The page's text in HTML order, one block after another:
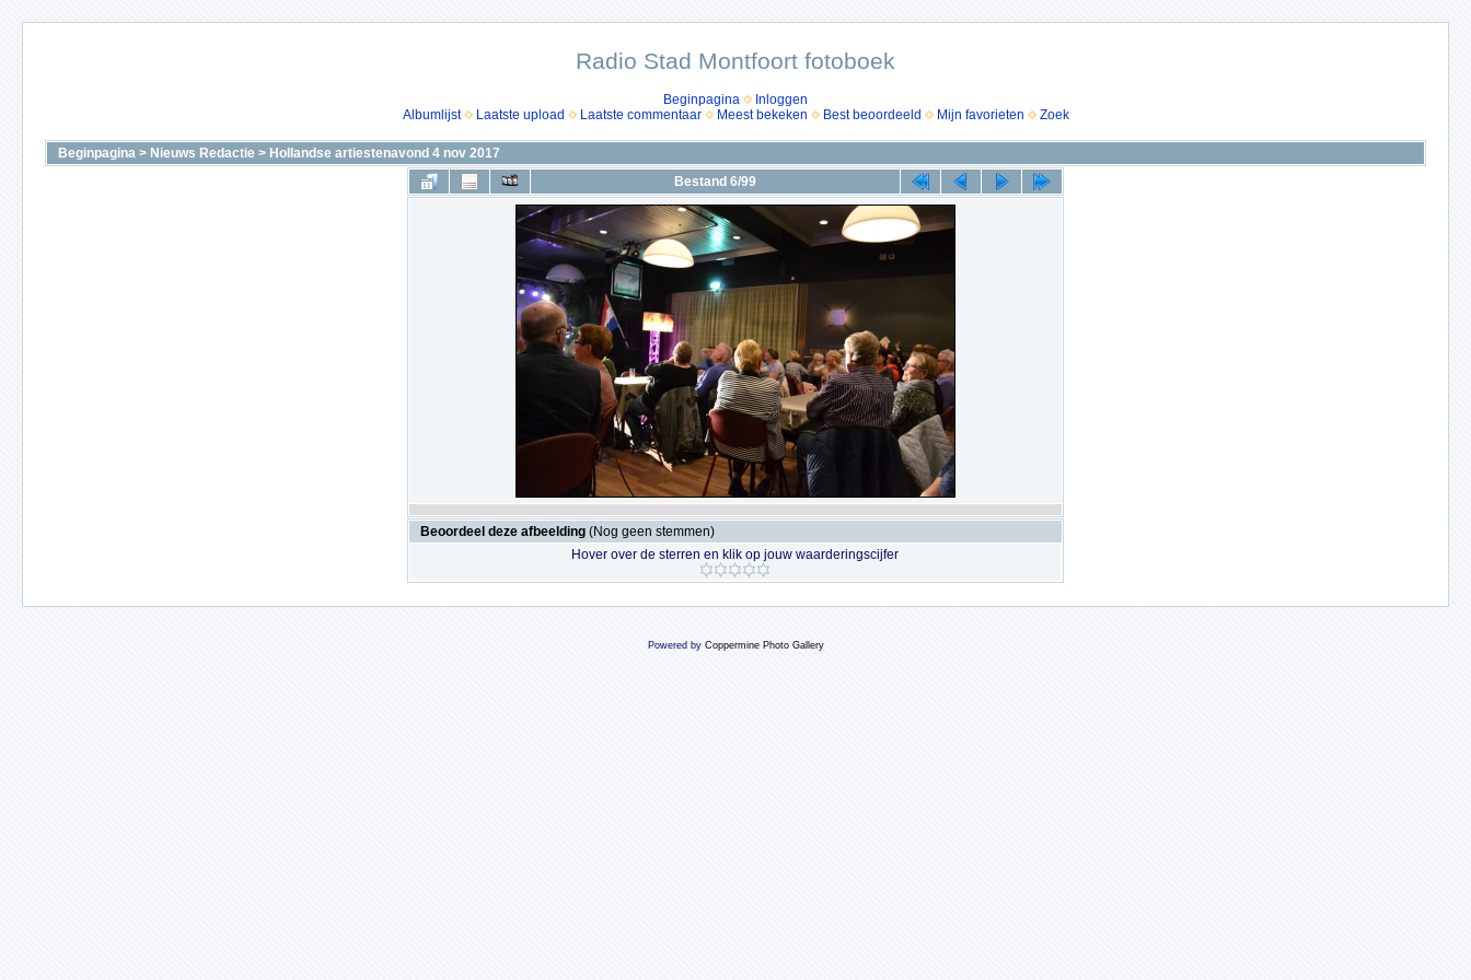
Radio Stad Montfoort fotoboek
Beginpagina
Inloggen
Albumlijst
Laatste upload Laatste commentaar Meest bekeken Best beoordeeld Mijn favorieten Zoek
Beginpagina > Nieuws Redactie > Hollandse artiestenavond 4 nov 2017
Bestand 6/99
Beoordeel deze afbeelding (Nog geen stemmen)
Hover over de sterren en klik op jouw waarderingscijfer
Powered by Coppermine Photo Gallery